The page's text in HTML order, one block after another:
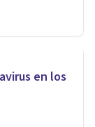
en los